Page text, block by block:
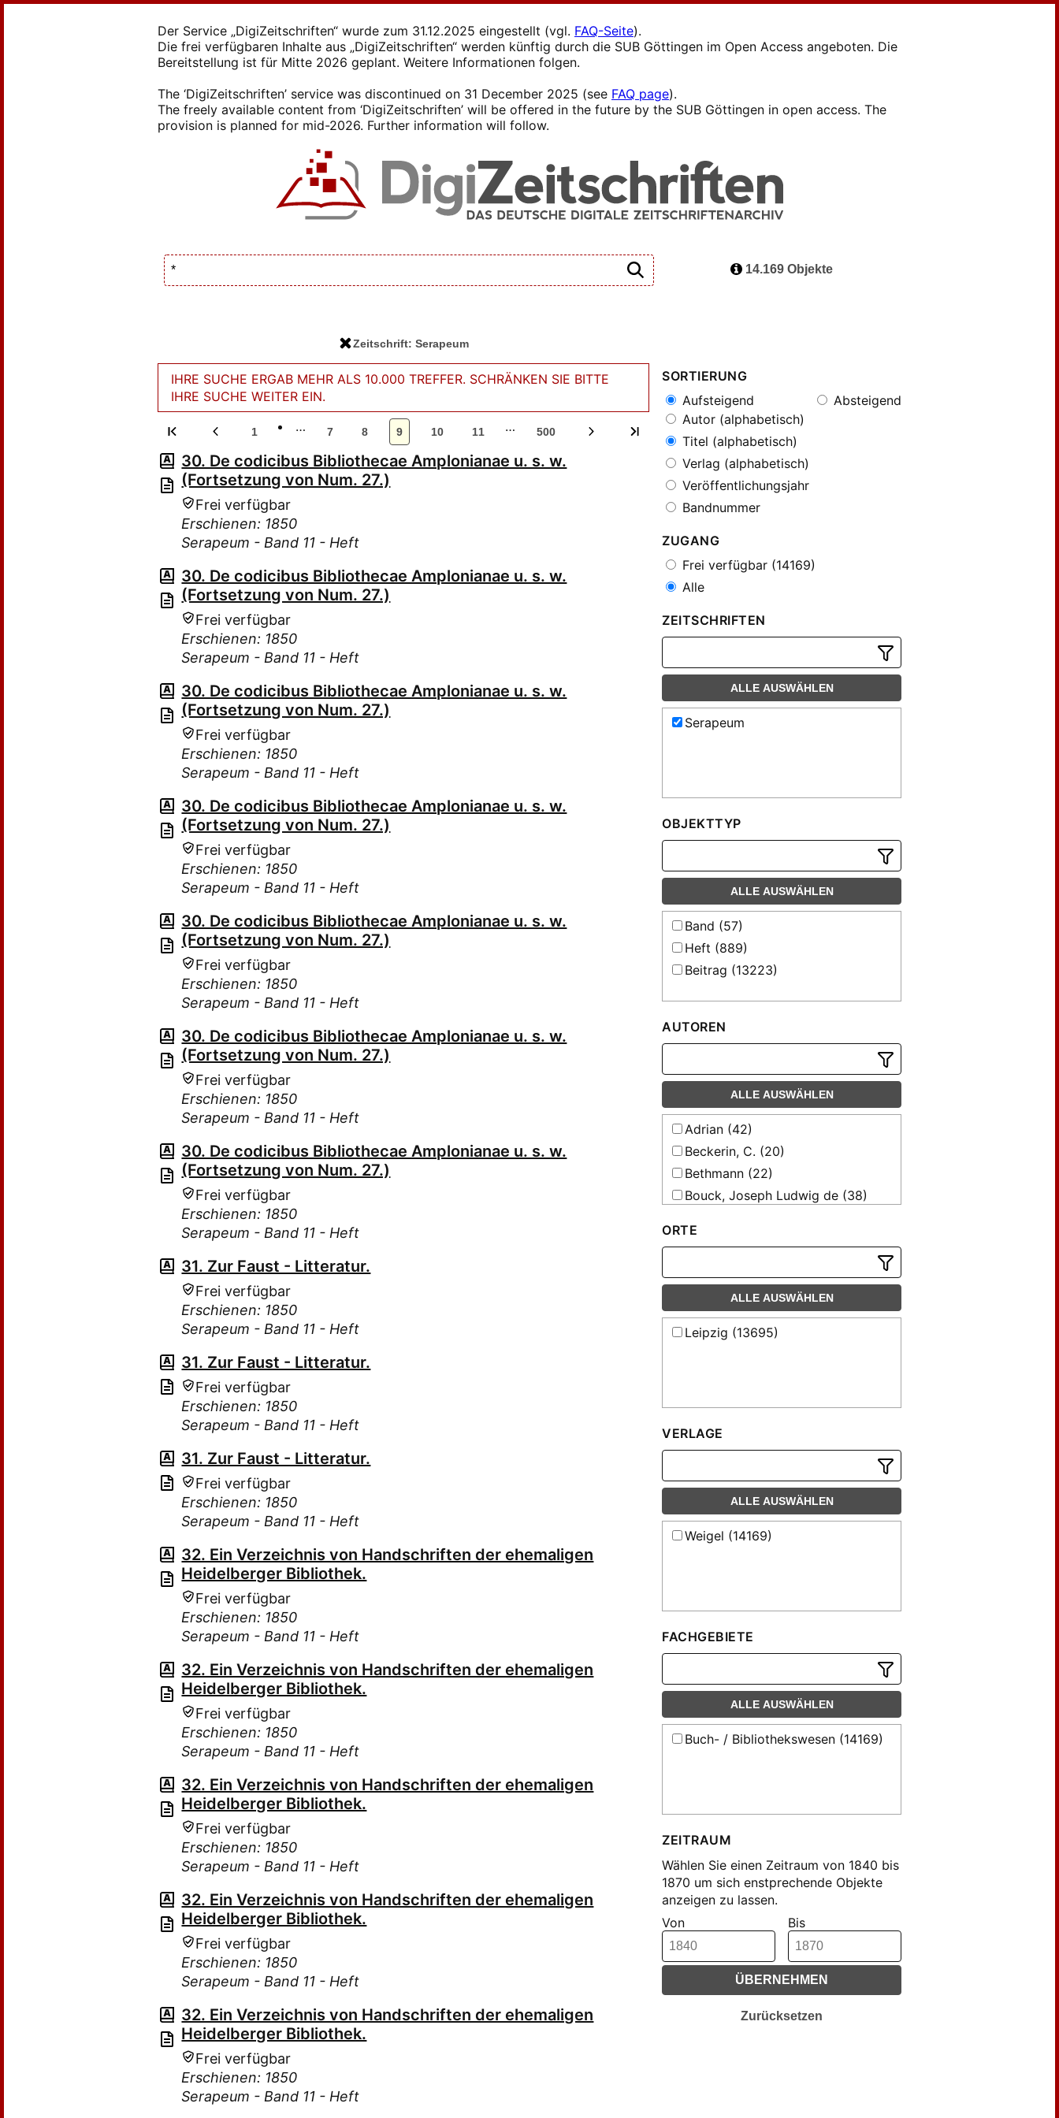
Der Service „DigiZeitschriften“ wurde zum 31.12.2025 eingestellt (vgl. FAQ-Seite).
Die frei verfügbaren Inhalte aus „DigiZeitschriften“ werden künftig durch die SUB Göttingen im Open Access angeboten. Die
Bereitstellung ist für Mitte 2026 geplant. Weitere Informationen folgen.
The ‘DigiZeitschriften’ service was discontinued on 31 December 2025 (see FAQ page).
The freely available content from ‘DigiZeitschriften’ will be offered in the future by the SUB Göttingen in open access. The
provision is planned for mid-2026. Further information will follow.
Zeitschrift: Serapeum
14.169 Objekte
IHRE SUCHE ERGAB MEHR ALS 10.000 TREFFER. SCHRÄNKEN SIE BITTE
IHRE SUCHE WEITER EIN.
1 … 7 8 9 10 11 … 500
30. De codicibus Bibliothecae Amplonianae u. s. w.
(Fortsetzung von Num. 27.)
Frei verfügbar
Erschienen: 1850
Serapeum - Band 11 - Heft
30. De codicibus Bibliothecae Amplonianae u. s. w.
(Fortsetzung von Num. 27.)
Frei verfügbar
Erschienen: 1850
Serapeum - Band 11 - Heft
30. De codicibus Bibliothecae Amplonianae u. s. w.
(Fortsetzung von Num. 27.)
Frei verfügbar
Erschienen: 1850
Serapeum - Band 11 - Heft
30. De codicibus Bibliothecae Amplonianae u. s. w.
(Fortsetzung von Num. 27.)
Frei verfügbar
Erschienen: 1850
Serapeum - Band 11 - Heft
30. De codicibus Bibliothecae Amplonianae u. s. w.
(Fortsetzung von Num. 27.)
Frei verfügbar
Erschienen: 1850
Serapeum - Band 11 - Heft
30. De codicibus Bibliothecae Amplonianae u. s. w.
(Fortsetzung von Num. 27.)
Frei verfügbar
Erschienen: 1850
Serapeum - Band 11 - Heft
30. De codicibus Bibliothecae Amplonianae u. s. w.
(Fortsetzung von Num. 27.)
Frei verfügbar
Erschienen: 1850
Serapeum - Band 11 - Heft
31. Zur Faust - Litteratur.
Frei verfügbar
Erschienen: 1850
Serapeum - Band 11 - Heft
31. Zur Faust - Litteratur.
Frei verfügbar
Erschienen: 1850
Serapeum - Band 11 - Heft
31. Zur Faust - Litteratur.
Frei verfügbar
Erschienen: 1850
Serapeum - Band 11 - Heft
32. Ein Verzeichnis von Handschriften der ehemaligen
Heidelberger Bibliothek.
Frei verfügbar
Erschienen: 1850
Serapeum - Band 11 - Heft
32. Ein Verzeichnis von Handschriften der ehemaligen
Heidelberger Bibliothek.
Frei verfügbar
Erschienen: 1850
Serapeum - Band 11 - Heft
32. Ein Verzeichnis von Handschriften der ehemaligen
Heidelberger Bibliothek.
Frei verfügbar
Erschienen: 1850
Serapeum - Band 11 - Heft
32. Ein Verzeichnis von Handschriften der ehemaligen
Heidelberger Bibliothek.
Frei verfügbar
Erschienen: 1850
Serapeum - Band 11 - Heft
32. Ein Verzeichnis von Handschriften der ehemaligen
Heidelberger Bibliothek.
Frei verfügbar
Erschienen: 1850
Serapeum - Band 11 - Heft
SORTIERUNG
Aufsteigend
Absteigend
Autor (alphabetisch)
Titel (alphabetisch)
Verlag (alphabetisch)
Veröffentlichungsjahr
Bandnummer
ZUGANG
Frei verfügbar (14169)
Alle
ZEITSCHRIFTEN
ALLE AUSWÄHLEN
Serapeum
OBJEKTTYP
ALLE AUSWÄHLEN
Band (57)
Heft (889)
Beitrag (13223)
AUTOREN
ALLE AUSWÄHLEN
Adrian (42)
Beckerin, C. (20)
Bethmann (22)
Bouck, Joseph Ludwig de (38)
Brunet, Gust. (52)
Brunet, Gustave (25)
Budik, P. A. (60)
Bähr, J. Ch. F. (46)
Gautsch, Karl (26)
Gmelin, Moritz (53)
Grässe (57)
Guhrauer (23)
Guhrauer, G. E. (41)
Heffter (40)
Heller, Joseph (19)
Herschel (292)
Hesse (37)
Hesse, F. L. (52)
Hesse, L. F. (369)
Hesse, Ludwig Friedrich (77)
Hänel, Gustav (53)
Jaeck (45)
Kelle, Johann (249)
Kirchhoff, Albrecht (51)
Klein, K. (27)
Korn, Otto (20)
Kraus, F. X. (64)
Kraus, Xav. (44)
ORTE
ALLE AUSWÄHLEN
Leipzig (13695)
VERLAGE
ALLE AUSWÄHLEN
Weigel (14169)
FACHGEBIETE
ALLE AUSWÄHLEN
Buch- / Bibliothekswesen (14169)
ZEITRAUM
Wählen Sie einen Zeitraum von 1840 bis
1870 um sich enstprechende Objekte
anzeigen zu lassen.
Von
Bis
ÜBERNEHMEN
Zurücksetzen